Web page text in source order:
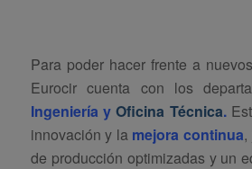
Para poder hacer frente a
Eurocir cuenta con los
Ingeniería yOficina Técnica.
innovación y la mejora continua,
de producción optimizadas y un